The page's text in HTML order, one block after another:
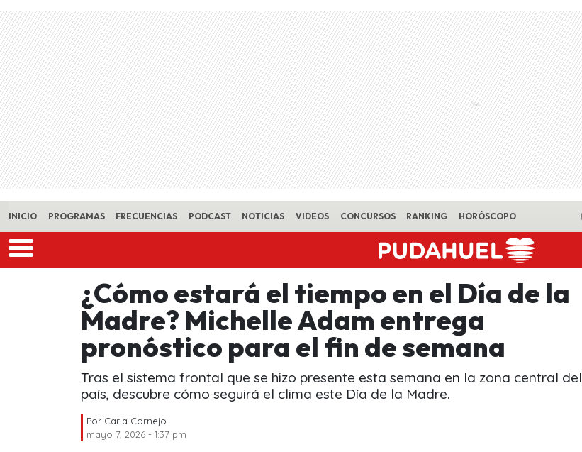
Skip to main content
INICIO PROGRAMAS FRECUENCIAS PODCAST NOTICIAS VIDEOS CONCURSOS RANKING HORÓSCOPO
¿Cómo estará el tiempo en el Día de la
Madre? Michelle Adam entrega
pronóstico para el fin de semana
Tras el sistema frontal que se hizo presente esta semana en la zona central del
país, descubre cómo seguirá el clima este Día de la Madre.
Por Carla Cornejo
mayo 7, 2026 - 1:37 pm